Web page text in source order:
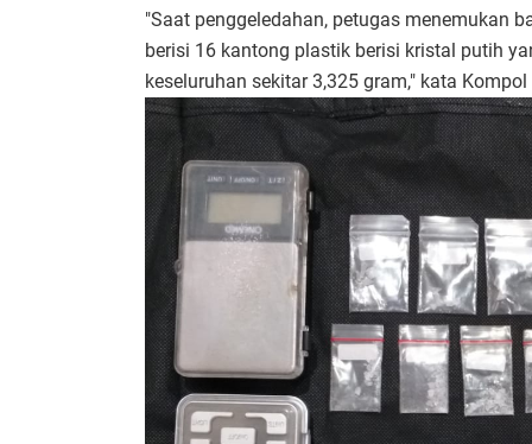
"Saat penggeledahan, petugas menemukan
berisi 16 kantong plastik berisi kristal putih
keseluruhan sekitar 3,325 gram," kata